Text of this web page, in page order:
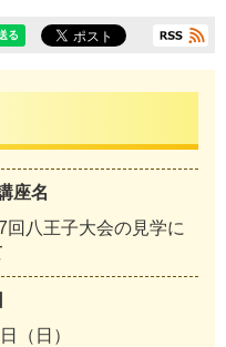
座名
回八王子大会の見学に
（日）